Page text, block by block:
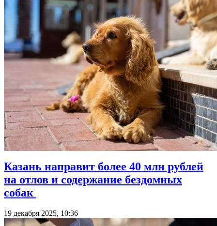
Казань направит более 40 млн рублей
на отлов и содержание бездомных
собак
19 декабря 2025, 10:36